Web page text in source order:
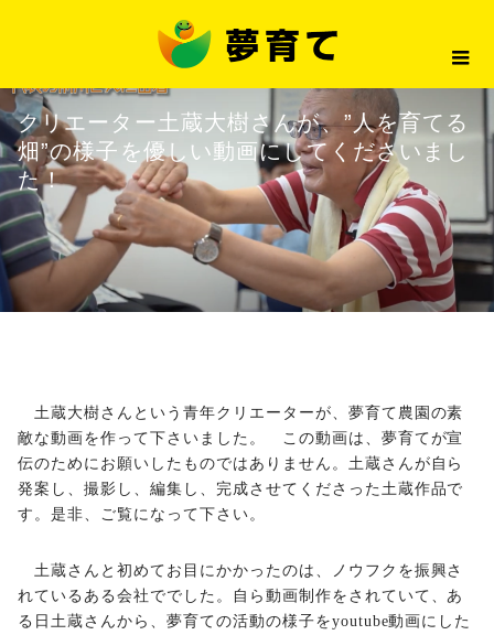
最新情報
最新情報
クリエーター土蔵大樹さんが、”人を育てる
畑”の様子を優しい動画にしてくださいまし
た！
土蔵大樹さんという青年クリエーターが、夢育て農園の素
敵な動画を作って下さいました。 この動画は、夢育てが宣
伝のためにお願いしたものではありません。土蔵さんが自ら
発案し、撮影し、編集し、完成させてくださった土蔵作品で
す。是非、ご覧になって下さい。
土蔵さんと初めてお目にかかったのは、ノウフクを振興さ
れているある会社ででした。自ら動画制作をされていて、あ
る日土蔵さんから、夢育ての活動の様子をyoutube動画にした